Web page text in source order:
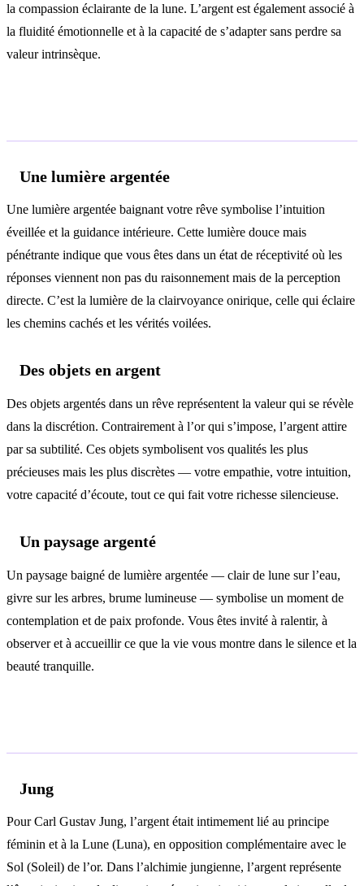
la compassion éclairante de la lune. L’argent est également associé à
la fluidité émotionnelle et à la capacité de s’adapter sans perdre sa
valeur intrinsèque.
Une lumière argentée
Une lumière argentée baignant votre rêve symbolise l’intuition
éveillée et la guidance intérieure. Cette lumière douce mais
pénétrante indique que vous êtes dans un état de réceptivité où les
réponses viennent non pas du raisonnement mais de la perception
directe. C’est la lumière de la clairvoyance onirique, celle qui éclaire
les chemins cachés et les vérités voilées.
Des objets en argent
Des objets argentés dans un rêve représentent la valeur qui se révèle
dans la discrétion. Contrairement à l’or qui s’impose, l’argent attire
par sa subtilité. Ces objets symbolisent vos qualités les plus
précieuses mais les plus discrètes — votre empathie, votre intuition,
votre capacité d’écoute, tout ce qui fait votre richesse silencieuse.
Un paysage argenté
Un paysage baigné de lumière argentée — clair de lune sur l’eau,
givre sur les arbres, brume lumineuse — symbolise un moment de
contemplation et de paix profonde. Vous êtes invité à ralentir, à
observer et à accueillir ce que la vie vous montre dans le silence et la
beauté tranquille.
Jung
Pour Carl Gustav Jung, l’argent était intimement lié au principe
féminin et à la Lune (Luna), en opposition complémentaire avec le
Sol (Soleil) de l’or. Dans l’alchimie jungienne, l’argent représente